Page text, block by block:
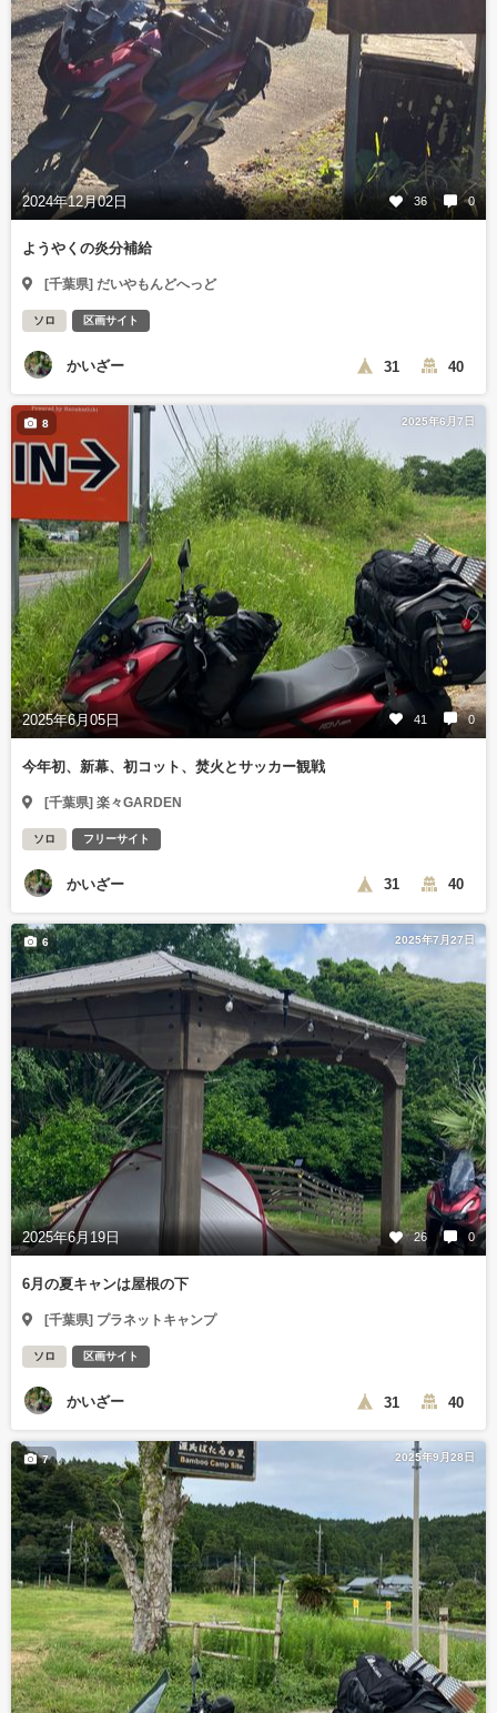
2024年12月02日 36 0
ようやくの炎分補給
[千葉県] だいやもんどへっど
ソロ 区画サイト
かいざー 31 40
2025年6月7日
2025年6月05日 41 0
8
今年初、新幕、初コット、焚火とサッカー観戦
[千葉県] 楽々GARDEN
ソロ フリーサイト
かいざー 31 40
2025年7月27日
2025年6月19日 26 0
6
6月の夏キャンは屋根の下
[千葉県] プラネットキャンプ
ソロ 区画サイト
かいざー 31 40
2025年9月28日
7